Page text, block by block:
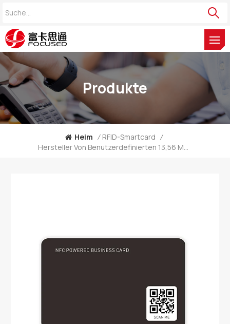
Produkte
Heim / RFID-Smartcard /
Hersteller Von Benutzerdefinierten 13,56 MHz Digitalen Programmierbaren QR-Code-NFC-Karten Für Unternehmen